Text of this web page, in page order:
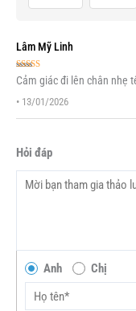
Lâm Mỹ Linh
Được xếp
hạng 55 sao
Cảm giác đi lên chân nhẹ
• 13/01/2026
Hỏi đáp
Anh Chị